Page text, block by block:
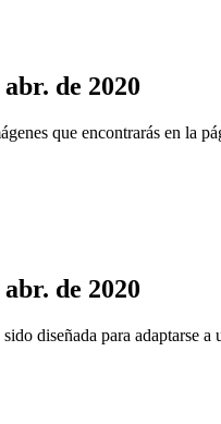
de 2020
que encontrarás en la
de 2020
diseñada para adaptarse